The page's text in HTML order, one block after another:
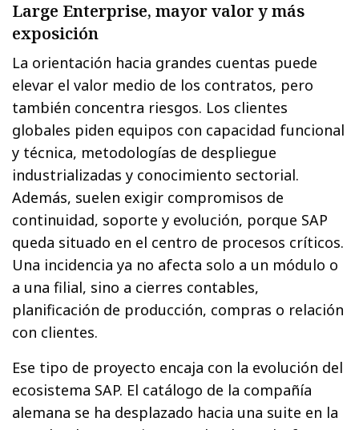
Large Enterprise, mayor valor y más
exposición
La orientación hacia grandes cuentas puede
elevar el valor medio de los contratos, pero
también concentra riesgos. Los clientes
globales piden equipos con capacidad funcional
y técnica, metodologías de despliegue
industrializadas y conocimiento sectorial.
Además, suelen exigir compromisos de
continuidad, soporte y evolución, porque SAP
queda situado en el centro de procesos críticos.
Una incidencia ya no afecta solo a un módulo o
a una filial, sino a cierres contables,
planificación de producción, compras o relación
con clientes.
Ese tipo de proyecto encaja con la evolución del
ecosistema SAP. El catálogo de la compañía
alemana se ha desplazado hacia una suite en la